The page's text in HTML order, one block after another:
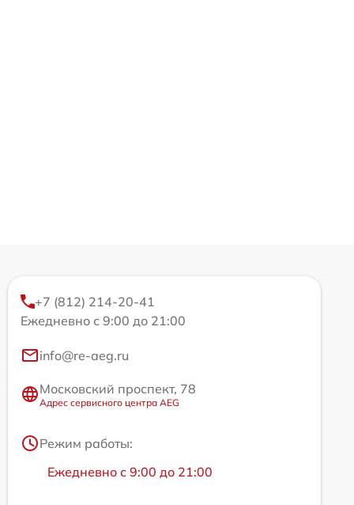
+7 (812) 214-20-41
Ежедневно с 9:00 до 21:00
info@re-aeg.ru
Московский проспект, 78
Адрес сервисного центра AEG
Режим работы:
Ежедневно с 9:00 до 21:00